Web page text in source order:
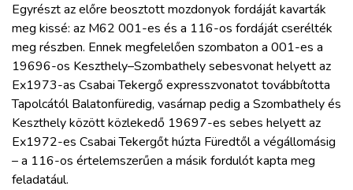
Egyrészt az előre beosztott mozdonyok fordáját kavarták
meg kissé: az M62 001-es és a 116-os fordáját cserélték
meg részben. Ennek megfelelően szombaton a 001-es a
19696-os Keszthely–Szombathely sebesvonat helyett az
Ex1973-as Csabai Tekergő expresszvonatot továbbította
Tapolcától Balatonfüredig, vasárnap pedig a Szombathely és
Keszthely között közlekedő 19697-es sebes helyett az
Ex1972-es Csabai Tekergőt húzta Füredtől a végállomásig
– a 116-os értelemszerűen a másik fordulót kapta meg
feladatául.